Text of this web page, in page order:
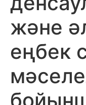
және
еңбек